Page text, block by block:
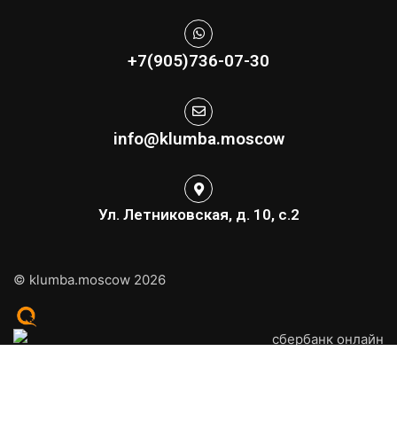
+7(905)736-07-30
info@klumba.moscow
Ул. Летниковская, д. 10, с.2
© klumba.moscow 2026